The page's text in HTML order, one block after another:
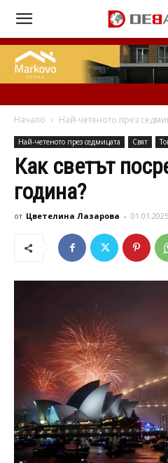
Начало Най-четеното през
Най-четеното през седмицата Свят
Как светът
година?
от Цветелина Лазарова -